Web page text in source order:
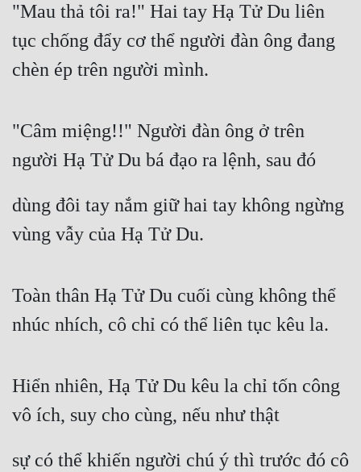
Khoa Huyễn Không Gian
Kinh Dị
Kỳ Huyễn
Làm Giàu
Mưu Mô
Mạt Thế
"Mau thả tôi ra!" Hai tay Hạ Tử Du liên
tục chống đẩy cơ thể người đàn ông đang
chèn ép trên người mình.
"Câm miệng!!" Người đàn ông ở trên
người Hạ Tử Du bá đạo ra lệnh, sau đó
dùng đôi tay nắm giữ hai tay không ngừng
vùng vẫy của Hạ Tử Du.
Toàn thân Hạ Tử Du cuối cùng không thể
nhúc nhích, cô chỉ có thể liên tục kêu la.
Hiển nhiên, Hạ Tử Du kêu la chỉ tốn công
vô ích, suy cho cùng, nếu như thật
sự có thể khiến người chú ý thì trước đó cô